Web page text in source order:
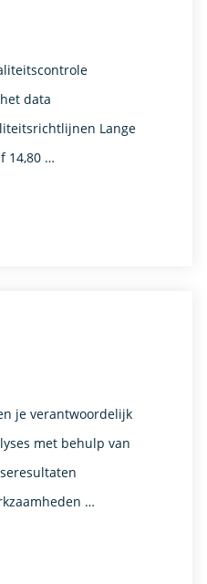
data
Lange
14,80 …
je verantwoordelijk
met behulp van
…